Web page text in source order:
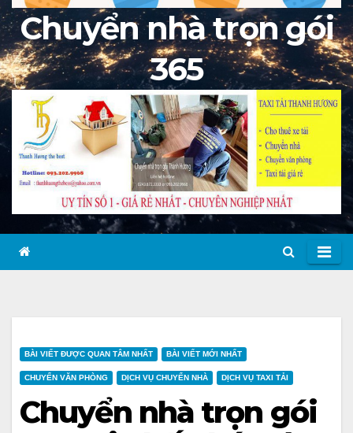
Chuyển nhà trọn gói
365
BÀI VIẾT ĐƯỢC QUAN TÂM NHẤT BÀI VIẾT MỚI NHẤT
CHUYỂN VĂN PHÒNG DỊCH VỤ CHUYỂN NHÀ DỊCH VỤ TAXI TẢI
Chuyển nhà trọn gói